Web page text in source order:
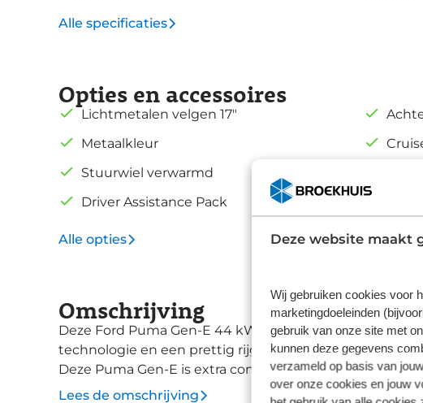
Deze website maakt
Wij gebruiken cookies voor
marketingdoeleinden
gebruik van onze site met
kunnen deze gegevens
verzameld op basis van
over onze cookies en jouw
Alle specificaties
Opties en accessoires
Lichtmetalen velgen 17"
Metaalkleur
Stuurwiel verwarmd
Driver Assistance Pack
Alle opties
Omschrijving
Deze Ford Puma Gen-E 44 kWh is een stijlvolle,
technologie en een prettig rijgedrag, ideaal voor zowel
Deze Puma Gen-E is extra compleet uitgerust met: * Driver Assistance Pack * Winter Pack *
Digital Aqua Blue metaallak De Puma Gen-E combineert het sportieve design en praktische
Lees de omschrijving